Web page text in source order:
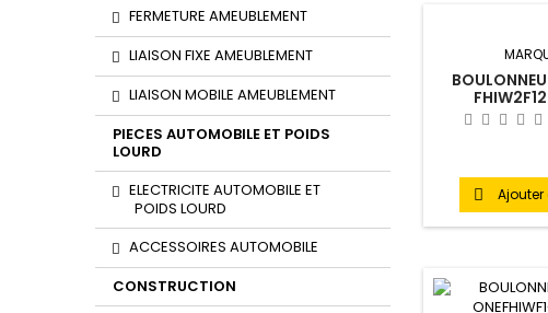
FERMETURE AMEUBLEMENT
LIAISON FIXE AMEUBLEMENT
LIAISON MOBILE AMEUBLEMENT
PIECES AUTOMOBILE ET POIDS
LOURD
ELECTRICITE AUTOMOBILE ET
POIDS LOURD
ACCESSOIRES AUTOMOBILE
CONSTRUCTION
